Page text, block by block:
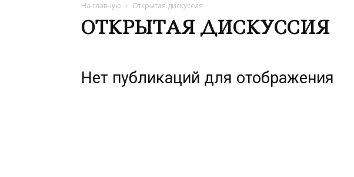
На главную Открытая дискуссия
ОТКРЫТАЯ ДИСКУССИЯ
Нет публикаций для отображения